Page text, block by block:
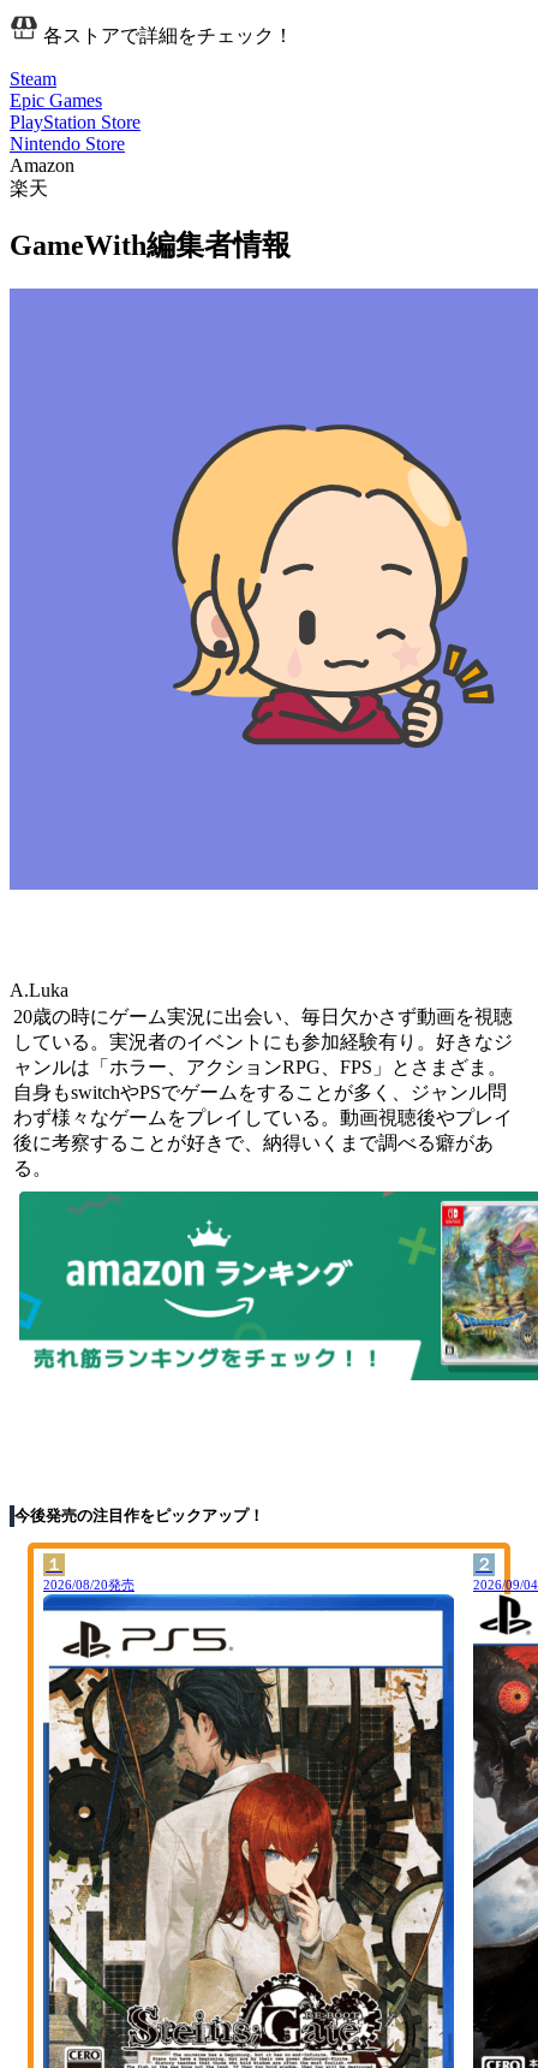
各ストアで詳細をチェック！
Steam
Epic Games
PlayStation Store
Nintendo Store
Amazon
楽天
GameWith編集者情報
A.Luka
20歳の時にゲーム実況に出会い、毎日欠かさず動画を視聴
している。実況者のイベントにも参加経験有り。好きなジ
ャンルは「ホラー、アクションRPG、FPS」とさまざま。
自身もswitchやPSでゲームをすることが多く、ジャンル問
わず様々なゲームをプレイしている。動画視聴後やプレイ
後に考察することが好きで、納得いくまで調べる癖があ
る。
今後発売の注目作をピックアップ！
１
2026/08/20発売
２
2026/09/